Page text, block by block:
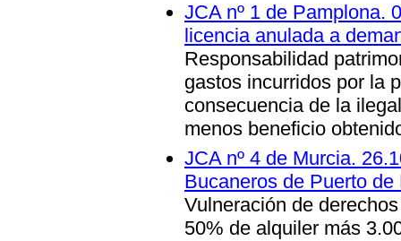
JCA nº 1 de Pamplona.
licencia anulada a
Responsabilidad
gastos incurridos por la
consecuencia de la
menos beneficio
JCA nº 4 de Murcia.
Bucaneros de Puerto de
Vulneración de
50% de alquiler más